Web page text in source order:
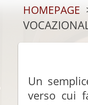
HOMEPAGE
Un
verso cui